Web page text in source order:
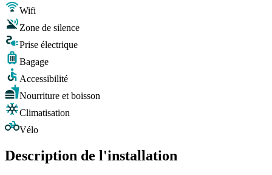
Wifi
Zone de silence
Prise électrique
Bagage
Accessibilité
Nourriture et boisson
Climatisation
Vélo
Description de l'installation